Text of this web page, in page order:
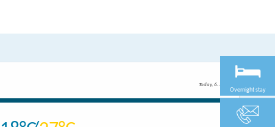
Today, 6. 8.
Overnight stay